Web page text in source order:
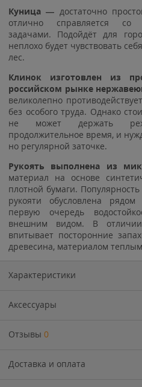
Куница — достаточно
отлично справляется со
задачами. Подойдёт для
неплохо будет чувствовать
лес.
Клинок изготовлен из
российском рынке
великолепно
без особого труда. Однако
не может держать
продолжительное время, и
но регулярной заточке.
Рукоять выполнена из
материал на основе
плотной бумаги.
рукояти обусловлена
первую очередь
внешним видом. В
впитывает посторонние
древесина, материалом
Характеристики
Аксессуары
Отзывы 0
Доставка и оплата